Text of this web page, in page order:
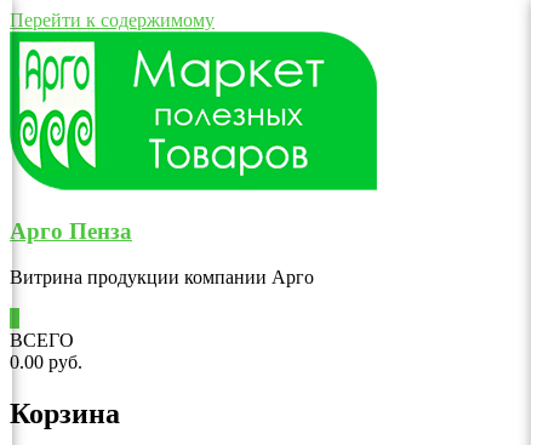
Перейти к содержимому
Арго Пенза
Витрина продукции компании Арго
ВСЕГО
0.00 руб.
Корзина